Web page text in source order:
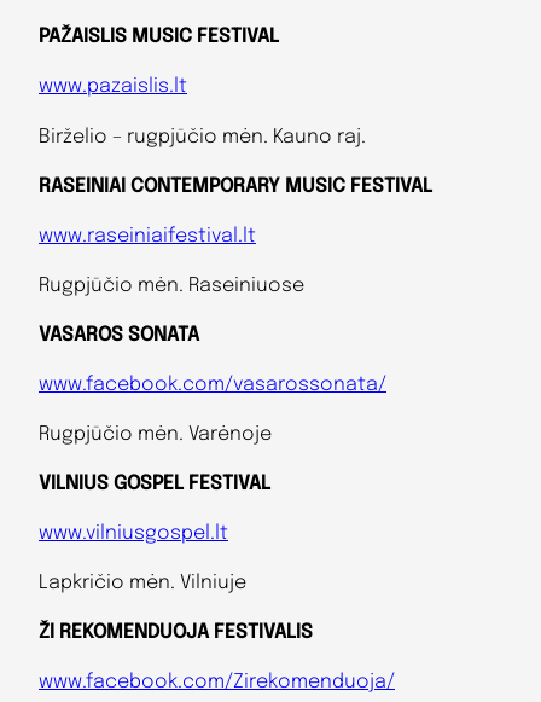
PAŽAISLIS MUSIC FESTIVAL
www.pazaislis.lt
Birželio – rugpjūčio mėn. Kauno raj.
RASEINIAI CONTEMPORARY MUSIC FESTIVAL
www.raseiniaifestival.lt
Rugpjūčio mėn. Raseiniuose
VASAROS SONATA
www.facebook.com/vasarossonata/
Rugpjūčio mėn. Varėnoje
VILNIUS GOSPEL FESTIVAL
www.vilniusgospel.lt
Lapkričio mėn. Vilniuje
ŽI REKOMENDUOJA FESTIVALIS
www.facebook.com/Zirekomenduoja/